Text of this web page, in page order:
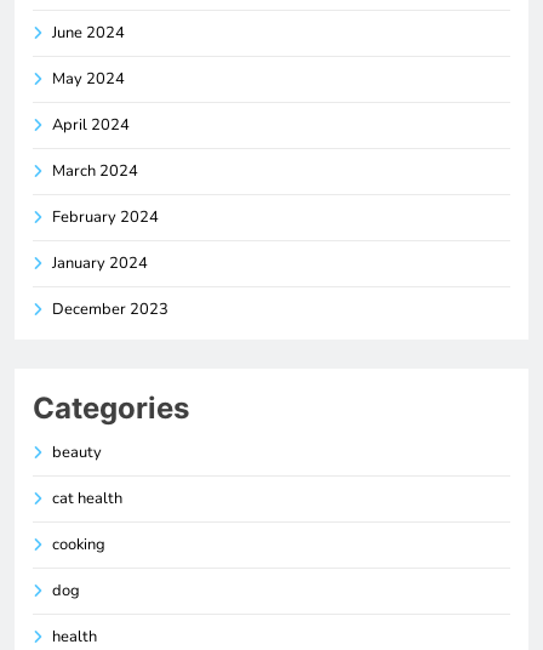
June 2024
May 2024
April 2024
March 2024
February 2024
January 2024
December 2023
Categories
beauty
cat health
cooking
dog
health